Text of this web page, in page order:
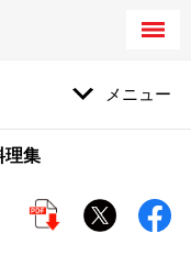
メニュー
理集